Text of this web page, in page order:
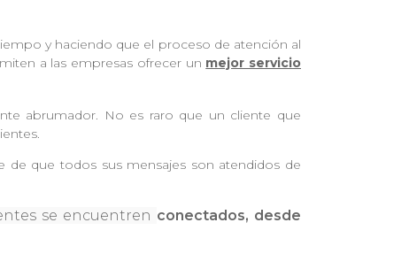
y haciendo que el proceso de atención al
a las empresas ofrecer un mejor servicio
abrumador. No es raro que un cliente que
de que todos sus mensajes son atendidos de
se encuentren conectados, desde